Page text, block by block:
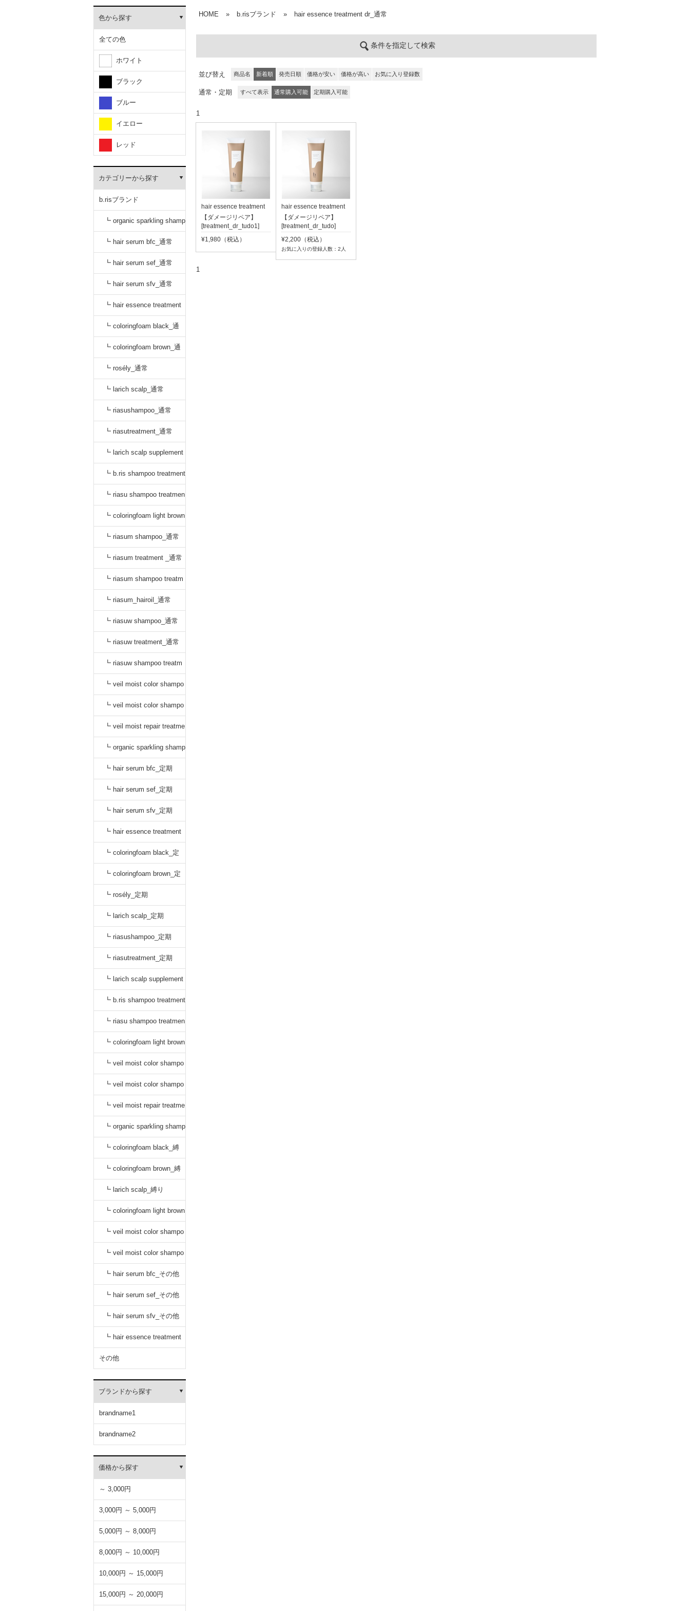
色から探す
全ての色
ホワイト
ブラック
ブルー
イエロー
レッド
カテゴリーから探す
b.risブランド
┗ organic sparkling shamp
oo_通常
┗ hair serum bfc_通常
┗ hair serum sef_通常
┗ hair serum sfv_通常
┗ hair essence treatment
dr_通常
┗ coloringfoam black_通
常
┗ coloringfoam brown_通
常
┗ rosély_通常
┗ larich scalp_通常
┗ riasushampoo_通常
┗ riasutreatment_通常
┗ larich scalp supplement
_通常
┗ b.ris shampoo treatment
セット_通常
┗ riasu shampoo treatmen
t セット_通常
┗ coloringfoam light brown
_通常
┗ riasum shampoo_通常
┗ riasum treatment _通常
┗ riasum shampoo treatm
ent セット_通常
┗ riasum_hairoil_通常
┗ riasuw shampoo_通常
┗ riasuw treatment_通常
┗ riasuw shampoo treatm
ent セット_通常
┗ veil moist color shampo
o black_通常
┗ veil moist color shampo
o dark brown_通常
┗ veil moist repair treatme
nt_通常
┗ organic sparkling shamp
oo_定期
┗ hair serum bfc_定期
┗ hair serum sef_定期
┗ hair serum sfv_定期
┗ hair essence treatment
dr_定期
┗ coloringfoam black_定
期
┗ coloringfoam brown_定
期
┗ rosély_定期
┗ larich scalp_定期
┗ riasushampoo_定期
┗ riasutreatment_定期
┗ larich scalp supplement
_定期
┗ b.ris shampoo treatment
セット_定期
┗ riasu shampoo treatmen
t セット_定期
┗ coloringfoam light brown
_定期
┗ veil moist color shampo
o black_定期
┗ veil moist color shampo
o dark brown_定期
┗ veil moist repair treatme
nt_定期
┗ organic sparkling shamp
oo_縛り
┗ coloringfoam black_縛
り
┗ coloringfoam brown_縛
り
┗ larich scalp_縛り
┗ coloringfoam light brown
_縛り
┗ veil moist color shampo
o black_縛り
┗ veil moist color shampo
o dark brown_縛り
┗ hair serum bfc_その他
┗ hair serum sef_その他
┗ hair serum sfv_その他
┗ hair essence treatment
dr_その他
その他
ブランドから探す
brandname1
brandname2
価格から探す
～ 3,000円
3,000円 ～ 5,000円
5,000円 ～ 8,000円
8,000円 ～ 10,000円
10,000円 ～ 15,000円
15,000円 ～ 20,000円
HOME » b.risブランド » hair essence treatment dr_通常
条件を指定して検索
並び替え 商品名 新着順 発売日順 価格が安い 価格が高い お気に入り登録数
通常・定期 すべて表示 通常購入可能 定期購入可能
1
hair essence treatment
【ダメージリペア】
[treatment_dr_tudo1]
¥1,980（税込）
hair essence treatment
【ダメージリペア】
[treatment_dr_tudo]
¥2,200（税込）
お気に入りの登録人数：2人
1